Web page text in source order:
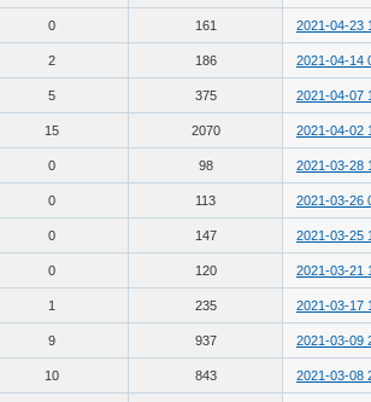
0 161 2021-04-23
2 186 2021-04-14
5 375 2021-04-07
15 2070 2021-04-02
0 98 2021-03-28
0 113 2021-03-26
0 147 2021-03-25
0 120 2021-03-21
1 235 2021-03-17
9 937 2021-03-09
10 843 2021-03-08